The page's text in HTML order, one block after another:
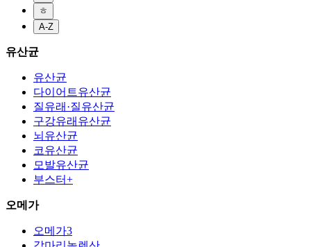
ㅎ
A-Z
유산균
유산균
다이어트유산균
질유래·질유산균
구강유래유산균
뇌유산균
코유산균
모발유산균
부스터+
오메가
오메가3